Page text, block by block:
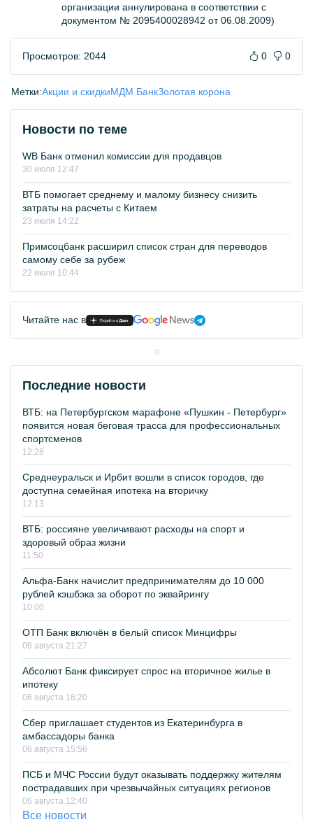
организации аннулирована в соответствии с
документом № 2095400028942 от 06.08.2009)
Просмотров: 2044 0 0
Метки:Акции и скидкиМДМ БанкЗолотая корона
Новости по теме
WB Банк отменил комиссии для продавцов
30 июля 12:47
ВТБ помогает среднему и малому бизнесу снизить
затраты на расчеты с Китаем
23 июля 14:22
Примсоцбанк расширил список стран для переводов
самому себе за рубеж
22 июля 10:44
Читайте нас в
Последние новости
ВТБ: на Петербургском марафоне «Пушкин - Петербург»
появится новая беговая трасса для профессиональных
спортсменов
12:28
Среднеуральск и Ирбит вошли в список городов, где
доступна семейная ипотека на вторичку
12:13
ВТБ: россияне увеличивают расходы на спорт и
здоровый образ жизни
11:50
Альфа-Банк начислит предпринимателям до 10 000
рублей кэшбэка за оборот по эквайрингу
10:00
ОТП Банк включён в белый список Минцифры
06 августа 21:27
Абсолют Банк фиксирует спрос на вторичное жилье в
ипотеку
06 августа 16:20
Сбер приглашает студентов из Екатеринбурга в
амбассадоры банка
06 августа 15:56
ПСБ и МЧС России будут оказывать поддержку жителям
пострадавших при чрезвычайных ситуациях регионов
06 августа 12:40
Все новости